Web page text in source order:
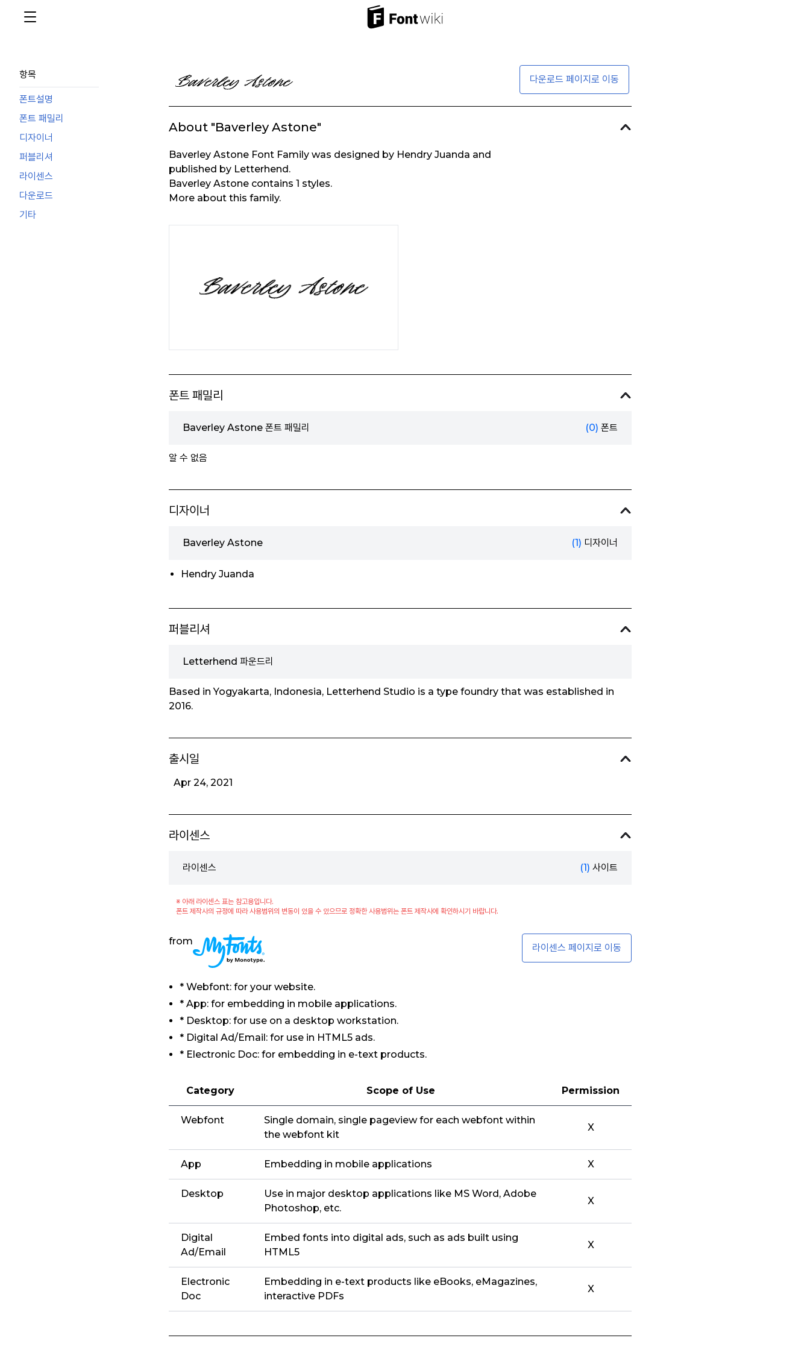
항목
폰트설명
폰트 패밀리
디자이너
퍼블리셔
라이센스
다운로드
기타
다운로드 페이지로 이동
About "Baverley Astone"
Baverley Astone Font Family was designed by Hendry Juanda and
published by Letterhend.
Baverley Astone contains 1 styles.
More about this family.
폰트 패밀리
Baverley Astone 폰트 패밀리 (0) 폰트
알 수 없음
디자이너
Baverley Astone (1) 디자이너
Hendry Juanda
퍼블리셔
Letterhend 파운드리
Based in Yogyakarta, Indonesia, Letterhend Studio is a type foundry that was established in
2016.
출시일
Apr 24, 2021
라이센스
라이센스 (1) 사이트
※ 아래 라이센스 표는 참고용입니다.
폰트 제작사의 규정에 따라 사용범위의 변동이 있을 수 있으므로 정확한 사용범위는 폰트 제작사에 확인하시기 바랍니다.
from
라이센스 페이지로 이동
* Webfont: for your website.
* App: for embedding in mobile applications.
* Desktop: for use on a desktop workstation.
* Digital Ad/Email: for use in HTML5 ads.
* Electronic Doc: for embedding in e-text products.
Category Scope of Use Permission
Webfont
Single domain, single pageview for each webfont within
the webfont kit
X
App Embedding in mobile applications X
Desktop
Use in major desktop applications like MS Word, Adobe
Photoshop, etc.
X
Digital
Ad/Email
Embed fonts into digital ads, such as ads built using
HTML5
X
Electronic
Doc
Embedding in e-text products like eBooks, eMagazines,
interactive PDFs
X